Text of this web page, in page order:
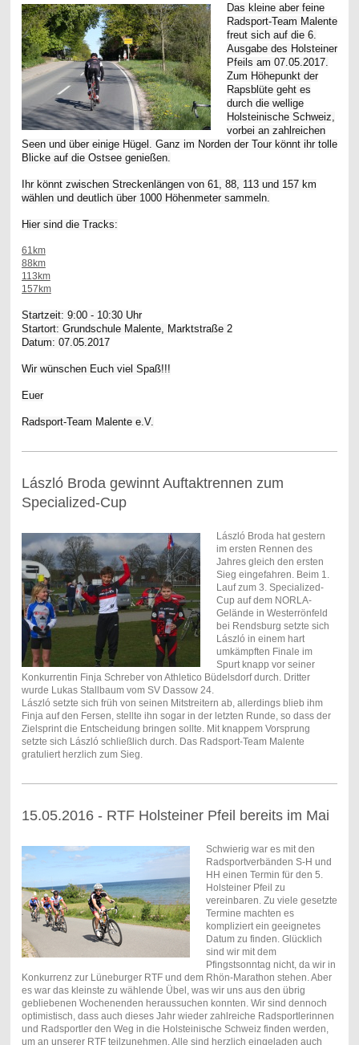
Das kleine aber feine
Radsport-Team Malente
freut sich auf die 6.
Ausgabe des Holsteiner
Pfeils am 07.05.2017.
Zum Höhepunkt der
Rapsblüte geht es
durch die wellige
Holsteinische Schweiz,
vorbei an zahlreichen
Seen und über einige Hügel. Ganz im Norden der Tour könnt ihr tolle
Blicke auf die Ostsee genießen.
Ihr könnt zwischen Streckenlängen von 61, 88, 113 und 157 km
wählen und deutlich über 1000 Höhenmeter sammeln.
Hier sind die Tracks:
61km
88km
113km
157km
Startzeit: 9:00 - 10:30 Uhr
Startort: Grundschule Malente, Marktstraße 2
Datum: 07.05.2017
Wir wünschen Euch viel Spaß!!!
Euer
Radsport-Team Malente e.V.
László Broda gewinnt Auftaktrennen zum
Specialized-Cup
László Broda hat gestern
im ersten Rennen des
Jahres gleich den ersten
Sieg eingefahren. Beim 1.
Lauf zum 3. Specialized-
Cup auf dem NORLA-
Gelände in Westerrönfeld
bei Rendsburg setzte sich
László in einem hart
umkämpften Finale im
Spurt knapp vor seiner
Konkurrentin Finja Schreber von Athletico Büdelsdorf durch. Dritter
wurde Lukas Stallbaum vom SV Dassow 24.
László setzte sich früh von seinen Mitstreitern ab, allerdings blieb ihm
Finja auf den Fersen, stellte ihn sogar in der letzten Runde, so dass der
Zielsprint die Entscheidung bringen sollte. Mit knappem Vorsprung
setzte sich László schließlich durch. Das Radsport-Team Malente
gratuliert herzlich zum Sieg.
15.05.2016 - RTF Holsteiner Pfeil bereits im Mai
Schwierig war es mit den
Radsportverbänden S-H und
HH einen Termin für den 5.
Holsteiner Pfeil zu
vereinbaren. Zu viele gesetzte
Termine machten es
kompliziert ein geeignetes
Datum zu finden. Glücklich
sind wir mit dem
Pfingstsonntag nicht, da wir in
Konkurrenz zur Lüneburger RTF und dem Rhön-Marathon stehen. Aber
es war das kleinste zu wählende Übel, was wir uns aus den übrig
gebliebenen Wochenenden heraussuchen konnten. Wir sind dennoch
optimistisch, dass auch dieses Jahr wieder zahlreiche Radsportlerinnen
und Radsportler den Weg in die Holsteinische Schweiz finden werden,
um an unserer RTF teilzunehmen. Alle sind herzlich eingeladen auch